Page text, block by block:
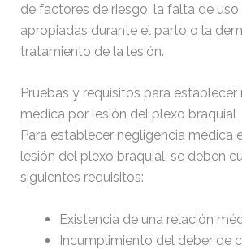
de factores de riesgo, la falta de
apropiadas durante el parto o la
tratamiento de la lesión.
Pruebas y requisitos para establecer
médica por lesión del plexo braquial
Para establecer negligencia médica
lesión del plexo braquial, se deben
siguientes requisitos:
Existencia de una relación
Incumplimiento del deber de